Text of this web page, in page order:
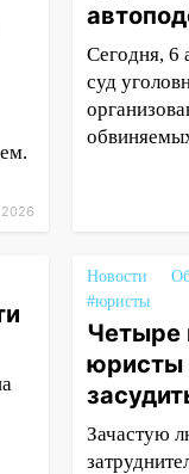
Сегодня, 6
суд
Новости
#юристы
Четыре
юристы
Зачастую